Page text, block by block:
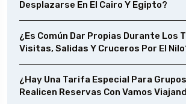
Desplazarse En El Cairo Y Egipto?
¿Es Común Dar Propias Durante Los
Visitas, Salidas Y Cruceros Por El
¿Hay Una Tarifa Especial Para
Realicen Reservas Con Vamos